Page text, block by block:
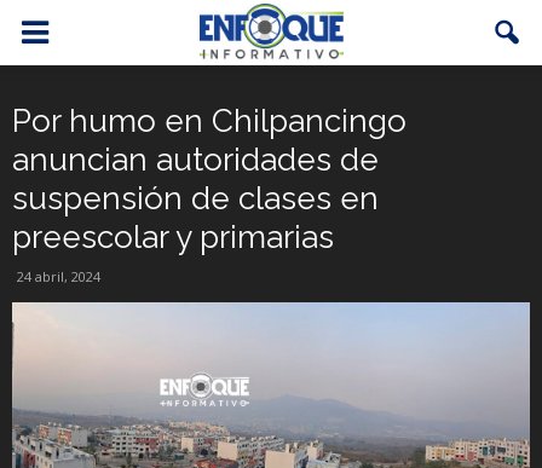
Por humo en Chilpancingo
anuncian autoridades de
suspensión de clases en
preescolar y primarias
24 abril, 2024